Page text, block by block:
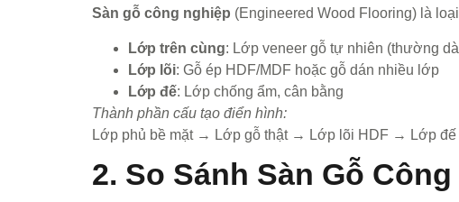
Sàn gỗ công nghiệp (Engineered Wood Flooring) là
Lớp trên cùng: Lớp veneer gỗ tự nhiên (thường
Lớp lõi: Gỗ ép HDF/MDF hoặc gỗ dán nhiều lớp
Lớp đế: Lớp chống ẩm, cân bằng
Thành phần cấu tạo điển hình:
Lớp phủ bề mặt → Lớp gỗ thật → Lớp lõi HDF → Lớp đế
2. So Sánh Sàn Gỗ